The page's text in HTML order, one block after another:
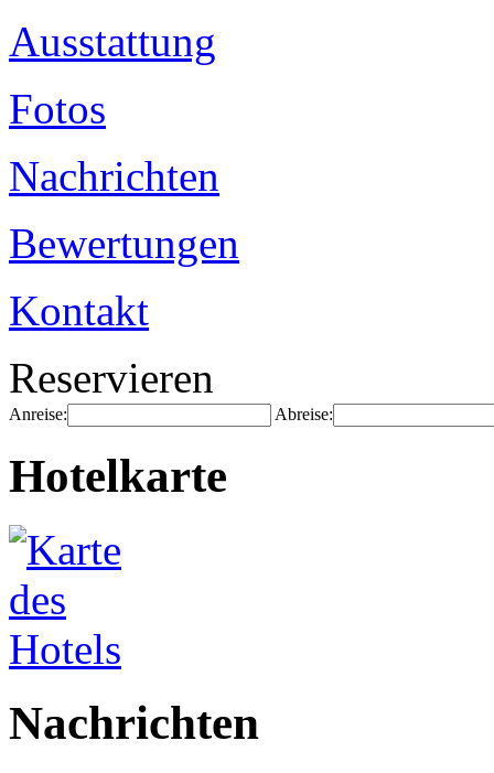
Ausstattung
Fotos
Nachrichten
Bewertungen
Kontakt
Reservieren
Anreise: Abreise:
Hotelkarte
Nachrichten